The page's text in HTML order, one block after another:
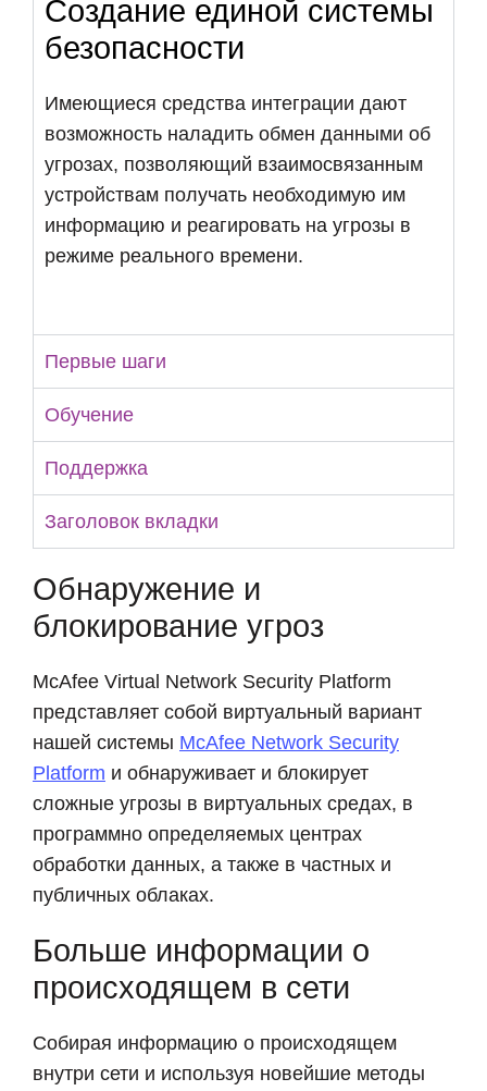
Создание единой системы
безопасности
Имеющиеся средства интеграции дают
возможность наладить обмен данными об
угрозах, позволяющий взаимосвязанным
устройствам получать необходимую им
информацию и реагировать на угрозы в
режиме реального времени.
Первые шаги
Обучение
Поддержка
Заголовок вкладки
Обнаружение и
блокирование угроз
McAfee Virtual Network Security Platform
представляет собой виртуальный вариант
нашей системы McAfee Network Security
Platform и обнаруживает и блокирует
сложные угрозы в виртуальных средах, в
программно определяемых центрах
обработки данных, а также в частных и
публичных облаках.
Больше информации о
происходящем в сети
Собирая информацию о происходящем
внутри сети и используя новейшие методы